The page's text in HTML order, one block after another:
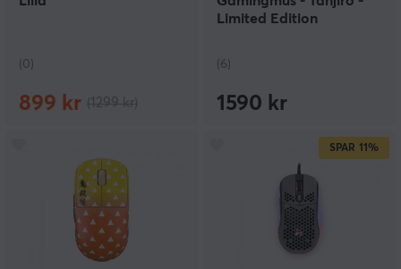
(0)
899 kr
Limited Edition
(6)
1590 kr
SPAR 11%